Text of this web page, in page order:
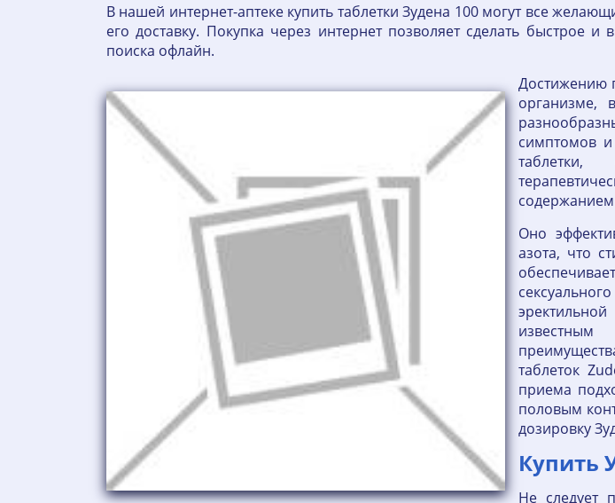
В нашей интернет-аптеке купить таблетки Зудена 100 могут все
его доставку. Покупка через интернет позволяет сделать быстрое
поиска офлайн.
Достижению
организме,
симптомов
таблетки,
содержанием
Оно
азота, что
таблеток
приема
половым
дозировку
Купить
Не следует